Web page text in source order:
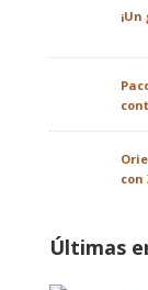
con
Últimas